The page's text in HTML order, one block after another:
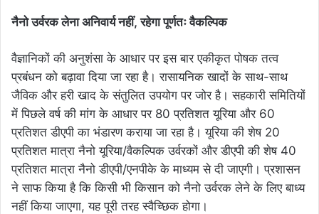
नैनो उर्वरक लेना अनिवार्य नहीं, रहेगा पूर्णतः वैकल्पिक
वैज्ञानिकों की अनुशंसा के आधार पर इस बार एकीकृत पोषक तत्व
प्रबंधन को बढ़ावा दिया जा रहा है। रासायनिक खादों के साथ-साथ
जैविक और हरी खाद के संतुलित उपयोग पर जोर है। सहकारी समितियों
में पिछले वर्ष की मांग के आधार पर 80 प्रतिशत यूरिया और 60
प्रतिशत डीएपी का भंडारण कराया जा रहा है। यूरिया की शेष 20
प्रतिशत मात्रा नैनो यूरिया/वैकल्पिक उर्वरकों और डीएपी की शेष 40
प्रतिशत मात्रा नैनो डीएपी/एनपीके के माध्यम से दी जाएगी। प्रशासन
ने साफ किया है कि किसी भी किसान को नैनो उर्वरक लेने के लिए बाध्य
नहीं किया जाएगा, यह पूरी तरह स्वैच्छिक होगा।